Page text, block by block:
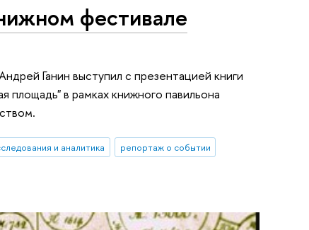
фестивале
Ганин выступил с презентацией книги
в рамках книжного павильона
и аналитика
репортаж о событии